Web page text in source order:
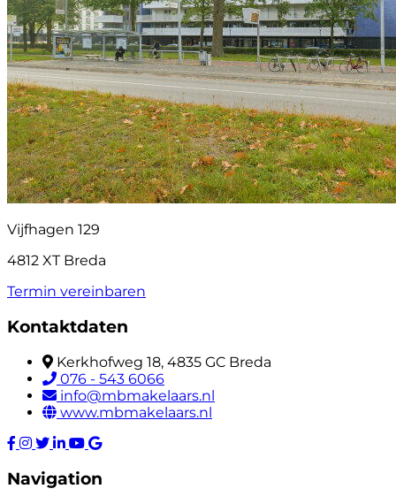
Vijfhagen 129
4812 XT Breda
Termin vereinbaren
Kontaktdaten
Kerkhofweg 18, 4835 GC Breda
076 - 543 6066
info@mbmakelaars.nl
www.mbmakelaars.nl
Navigation